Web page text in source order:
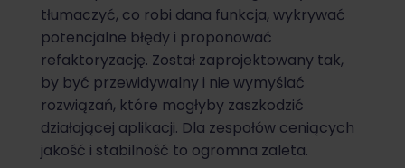
tłumaczyć, co robi dana funkcja, wykrywać
potencjalne błędy i proponować
refaktoryzację. Został zaprojektowany tak,
by być przewidywalny i nie wymyślać
rozwiązań, które mogłyby zaszkodzić
działającej aplikacji. Dla zespołów ceniących
jakość i stabilność to ogromna zaleta.